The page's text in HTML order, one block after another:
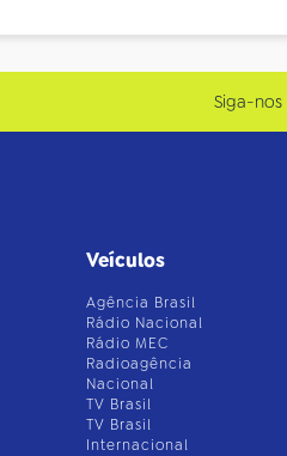
Siga-nos
Veículos
Agência Brasil
Rádio Nacional
Rádio MEC
Radioagência
Nacional
TV Brasil
TV Brasil
Internacional